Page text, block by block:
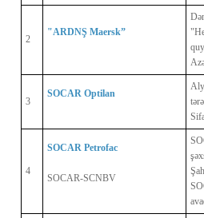
2
"ARDNŞ Maersk”
3
SOCAR Optilan
4
SOCAR Petrofac
SOCAR-SCNBV